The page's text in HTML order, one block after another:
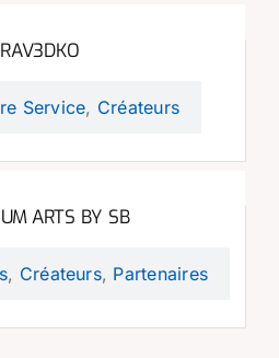
Service, Créateurs
ARTS BY SB
, Créateurs, Partenaires